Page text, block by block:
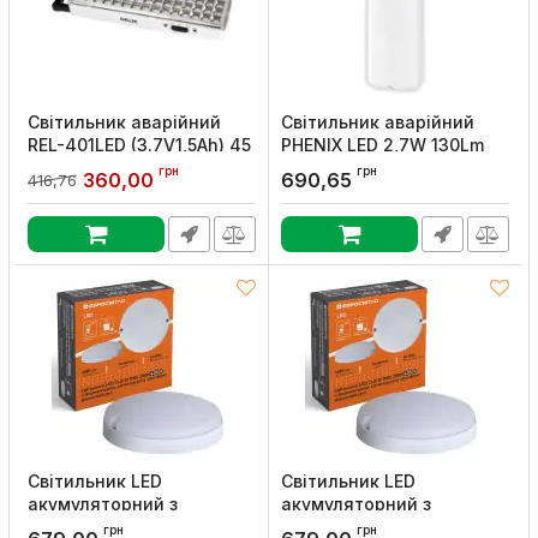
Світильник аварійний
REL-401LED (3.7V1,5Ah) 45
LED 3Вт 230x65x30
акумуляторний, DeLux
Артикул:90016959
416,76 360,00 грн
Світильник аварійний
PHENIX LED 2,7W 130Lm
"Вихід" Violux
Артикул:
690,65 грн
Світильник LED
акумуляторний з
датчиком руху і
грн
Світильник LED
акумуляторний з
датчиком руху і
грн